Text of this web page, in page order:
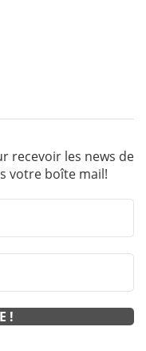
recevoir les news de
votre boîte mail!